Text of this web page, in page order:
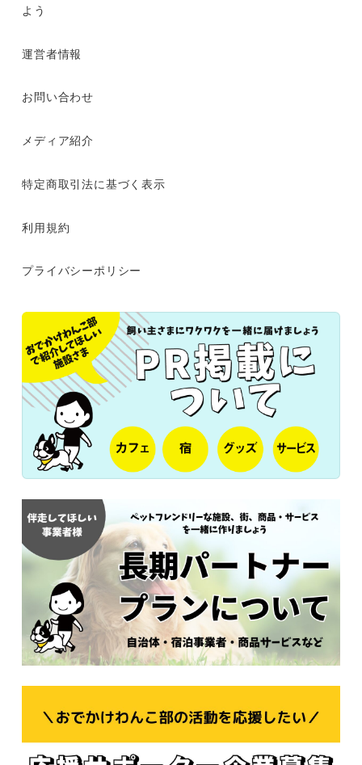
よう
運営者情報
お問い合わせ
メディア紹介
特定商取引法に基づく表示
利用規約
プライバシーポリシー